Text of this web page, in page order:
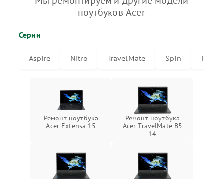
ноутбуков Acer
Серии
Aspire Nitro TravelMate Spin
Ремонт ноутбука
Acer Extensa 15
Ремонт ноутбука
Acer TravelMate B5
14